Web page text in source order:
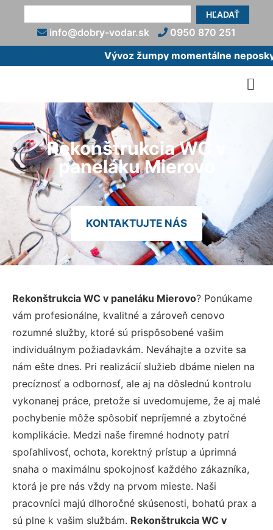
HĽADAŤ
info@dobry-vodar.sk
0950 870 251
Vývoz žumpy momentálne
Rekonštrukcia WC v
paneláku Mierovo
KONTAKTUJTE NÁS
Rekonštrukcia WC v paneláku Mierovo? Ponúkame
vám profesionálne, kvalitné a zároveň cenovo
rozumné služby, ktoré sú prispôsobené vašim
individuálnym požiadavkám. Neváhajte a ozvite sa
nám ešte dnes. Pri realizácií služieb dbáme nielen na
precíznosť a odbornosť, ale aj na dôslednú kontrolu
vykonanej práce, pretože si uvedomujeme, že aj malé
pochybenie môže spôsobiť nepríjemné a zbytočné
komplikácie. Medzi naše firemné hodnoty patrí
spoľahlivosť, ochota, korektný prístup a úprimná
snaha o maximálnu spokojnosť každého zákazníka,
ktorá je pre nás vždy na prvom mieste. Naši
pracovníci majú dlhoročné skúsenosti, bohatú prax a
sú plne k vašim službám. Rekonštrukcia WC v